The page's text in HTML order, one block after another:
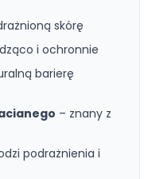
skórę
i ochronnie
barierę
– znany z
podrażnienia i